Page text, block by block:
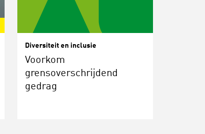
Diversiteit en inclusie
Voorkom
grensoverschrijdend
gedrag